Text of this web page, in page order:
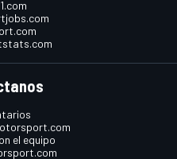
el equipo